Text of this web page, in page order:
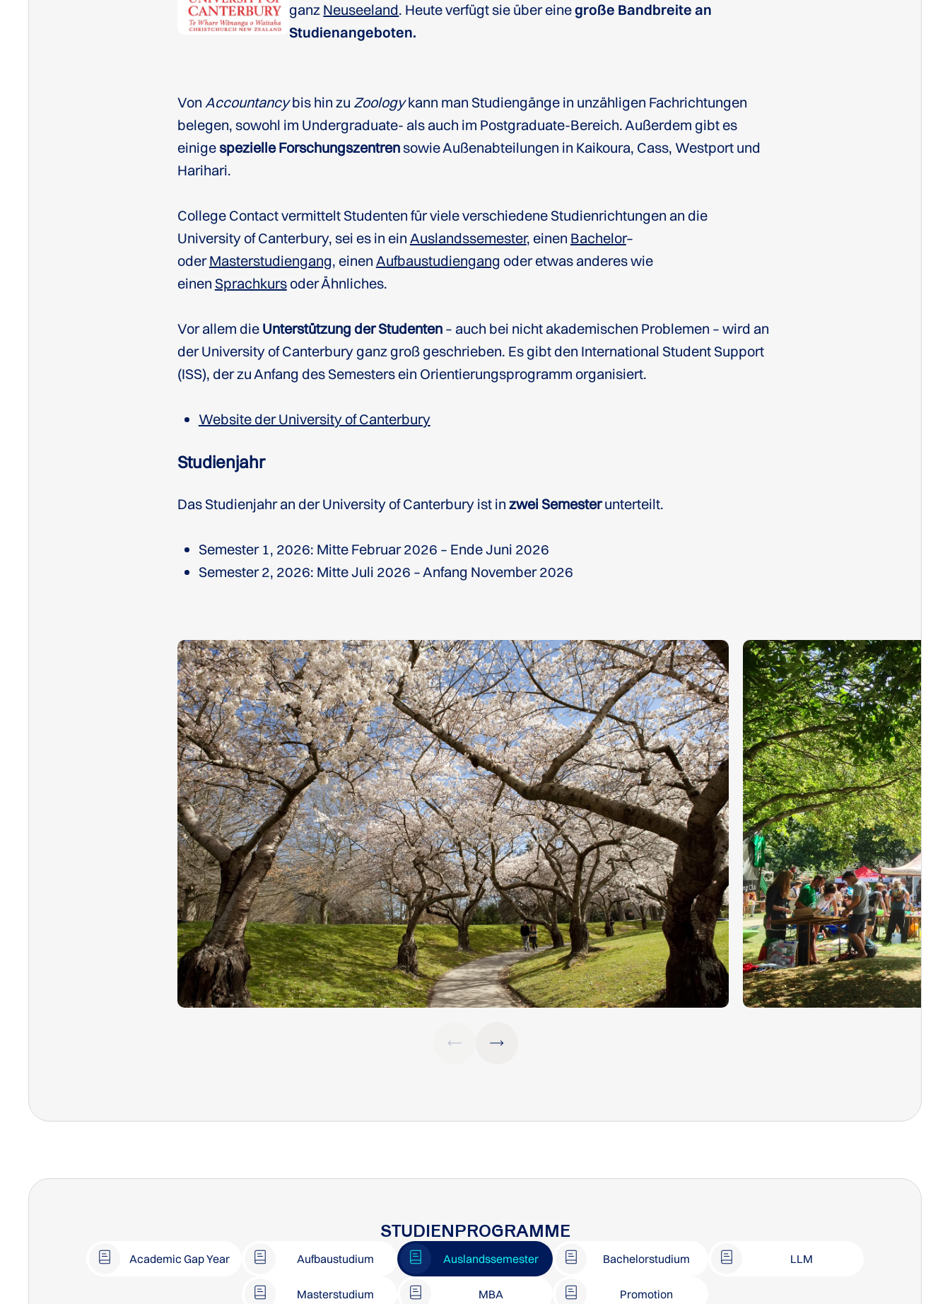
ganz Neuseeland. Heute verfügt sie über einegroße Bandbreite an
Studienangeboten.
Von Accountancy bis hin zu Zoology kann man Studiengänge in unzähligen Fachrichtungen
belegen, sowohl im Undergraduate- als auch im Postgraduate-Bereich. Außerdem gibt es
einigespezielle Forschungszentrensowie Außenabteilungen in Kaikoura, Cass, Westport und
Harihari.
College Contact vermittelt Studenten für viele verschiedene Studienrichtungen an die
University of Canterbury, sei es in ein Auslandssemester, einen Bachelor–
oder Masterstudiengang, einen Aufbaustudiengang oder etwas anderes wie
einen Sprachkursoder Ähnliches.
Vor allem die Unterstützung der Studenten – auch bei nicht akademischen Problemen – wird an
der University of Canterbury ganz groß geschrieben. Es gibt den International Student Support
(ISS), der zu Anfang des Semesters ein Orientierungsprogramm organisiert.
Website der University of Canterbury
Studienjahr
Das Studienjahr an der University of Canterbury ist in zwei Semester unterteilt.
Semester 1, 2026: Mitte Februar 2026 – Ende Juni 2026
Semester 2, 2026: Mitte Juli 2026 – Anfang November 2026
STUDIENPROGRAMME
Academic Gap Year Aufbaustudium Auslandssemester Bachelorstudium LLM
Masterstudium MBA Promotion